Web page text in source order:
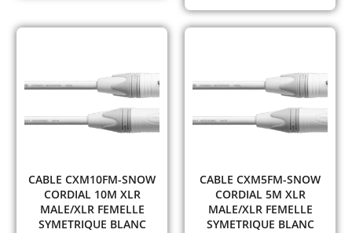
CABLE CXM10FM-SNOW
CORDIAL 10M XLR
MALE/XLR FEMELLE
SYMETRIQUE BLANC
CABLE CXM5FM-SNOW
CORDIAL 5M XLR
MALE/XLR FEMELLE
SYMETRIQUE BLANC